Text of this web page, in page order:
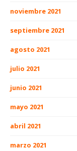
noviembre 2021
septiembre 2021
agosto 2021
julio 2021
junio 2021
mayo 2021
abril 2021
marzo 2021